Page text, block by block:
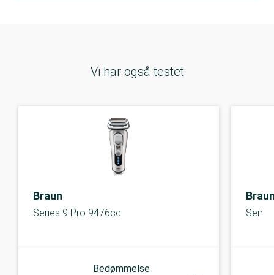
Vi har også testet
Braun
Series 9 Pro 9476cc
Bedømmelse